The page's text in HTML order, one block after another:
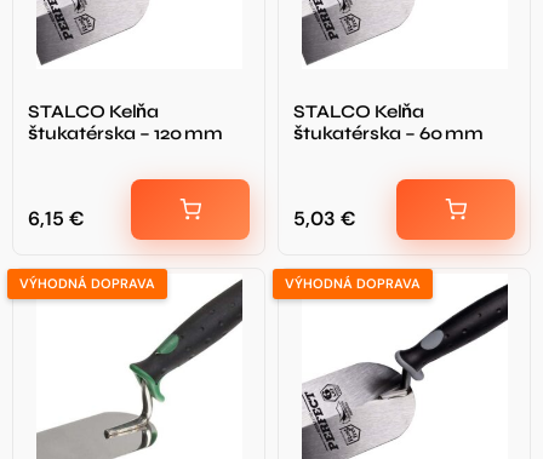
STALCO Kelňa
štukatérska – 120 mm
6,15 €
STALCO Kelňa
štukatérska – 60 mm
5,03 €
VÝHODNÁ DOPRAVA VÝHODNÁ DOPRAVA